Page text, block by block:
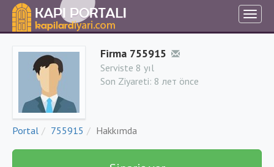
Firma 755915
Serviste 8 yıl
Son Ziyareti: 8 лет önce
Portal 755915 Hakkımda